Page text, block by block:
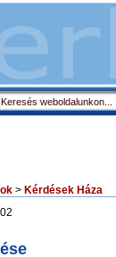
> Kérdések Háza